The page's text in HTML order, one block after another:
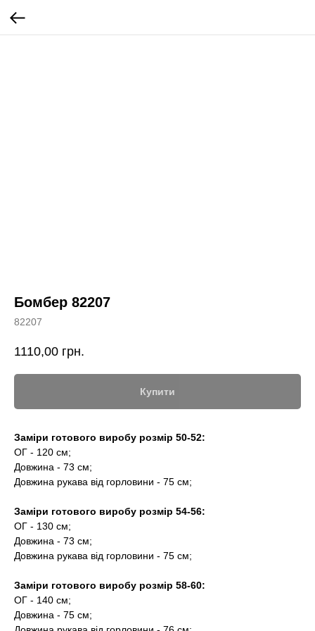
Бомбер 82207
82207
1110,00 грн.
Купити
Заміри готового виробу розмір 50-52:
ОГ - 120 см;
Довжина - 73 см;
Довжина рукава від горловини - 75 см;
Заміри готового виробу розмір 54-56:
ОГ - 130 см;
Довжина - 73 см;
Довжина рукава від горловини - 75 см;
Заміри готового виробу розмір 58-60:
ОГ - 140 см;
Довжина - 75 см;